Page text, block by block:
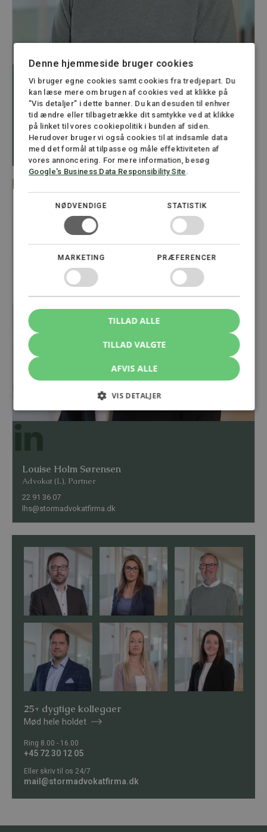
Jens Axel Kruchov
Advokat, Partner
22 22 55 25
jk@stormadvokatfirma.dk
Louise Holm Sørensen
Advokat (L), Partner
22 91 36 07
lhs@stormadvokatfirma.dk
25+ dygtige kollegaer
Mød hele holdet
Ring 8.00 - 16.00
+45 72 30 12 05
Eller skriv til os 24/7
mail@stormadvokatfirma.dk
Denne hjemmeside bruger cookies
Vi bruger egne cookies samt cookies fra tredjepart. Du
kan læse mere om brugen af cookies ved at klikke på
”Vis detaljer” i dette banner. Du kan desuden til enhver
tid ændre eller tilbagetrække dit samtykke ved at klikke
på linket til vores cookiepolitik i bunden af siden.
Herudover bruger vi også cookies til at indsamle data
med det formål at tilpasse og måle effektiviteten af
vores annoncering. For mere information, besøg
Google's Business Data Responsibility Site
NØDVENDIGE STATISTIK
MARKETING PRÆFERENCER
TILLAD VALGTE
TILLAD ALLE
AFVIS ALLE
VIS DETALJER